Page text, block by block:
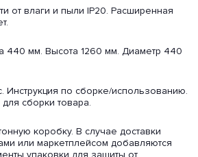
от влаги и пыли IP20. Расширенная
мм. Высота 1260 мм. Диаметр 440
Инструкция по сборке/использованию.
сборки товара.
коробку. В случае доставки
или маркетплейсом добавляются